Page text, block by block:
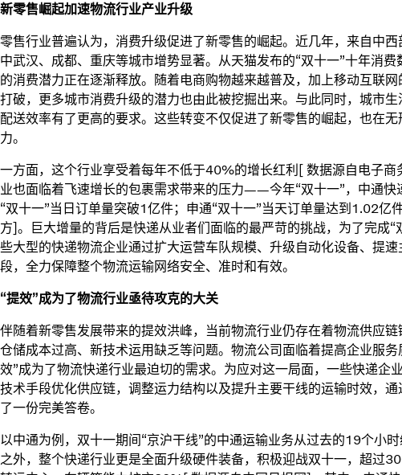
新零售崛起加速物流行业产业升级
零售行业普遍认为，消费升级促进了新零售的崛起。近几年，来自中
中武汉、成都、重庆等城市增势显著。从天猫发布的“双十一”十年消
的消费潜力正在逐渐释放。随着电商购物越来越普及，加上移动互联
打破，更多城市消费升级的潜力也由此被挖掘出来。与此同时，城市
配送效率有了更高的要求。这些转变不仅促进了新零售的崛起，也在
力。
一方面，这个行业享受着每年不低于40%的增长红利[ 数据源自电子
业也面临着飞速增长的包裹需求带来的压力——今年“双十一”，中通快
“双十一”当日订单量突破1亿件；申通“双十一”当天订单量达到1.02亿
方]。巨大增量的背后是快递从业者们面临的最严苛的挑战，为了完成“
些大型的快递物流企业通过扩大运营车队规模、升级自动化设备、提
段，全力保障整个物流运输网络安全、准时和有效。
“提效”成为了物流行业亟待攻克的大关
伴随着新零售发展带来的提效洪峰，当前物流行业仍存在着物流供应链
仓储成本过高、新技术运用缺乏等问题。物流公司面临着提高企业服
效”成为了物流快递行业最迫切的需求。为应对这一局面，一些快递企
技术手段优化供应链，调整运力结构以及提升主要干线的运输时效，
了一份完美答卷。
以中通为例，双十一期间“京沪干线”的中通运输业务从过去的19个小
之外，整个快递行业更是全面升级硬件装备，积极迎战双十一，超过